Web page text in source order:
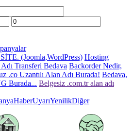
(Joomla,WordPress) Hosting
Transferi Bedava Backorder Nedir,
.co Uzantılı Alan Adı Burada! Bedava,
Burada... Belgesiz .com.tr alan adı
HaberUyarıYenilikDiğer